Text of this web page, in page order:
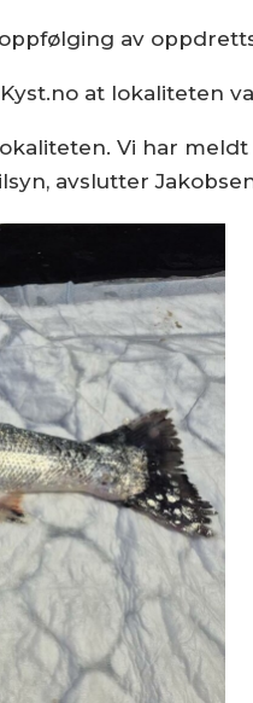
av
at lokaliteten
Vi har
avslutter